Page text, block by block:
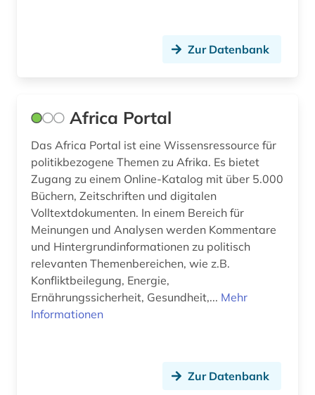
polen (1)
politikerin (1)
politikwissenschaft (1)
politische bildung (2)
politische geografie (1)
Zur Datenbank
Africa Portal
Das Africa Portal ist eine Wissensressource für
politikbezogene Themen zu Afrika. Es bietet
Zugang zu einem Online-Katalog mit über 5.000
Büchern, Zeitschriften und digitalen
Volltextdokumenten. In einem Bereich für
Meinungen und Analysen werden Kommentare
und Hintergrundinformationen zu politisch
relevanten Themenbereichen, wie z.B.
Konfliktbeilegung, Energie,
Ernährungssicherheit, Gesundheit,... Mehr
Informationen
Zur Datenbank